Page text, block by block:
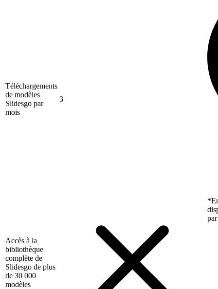
Téléchargements
de modèles
Slidesgo par
mois
3
Accès à la
bibliothèque
complète de
Slidesgo de plus
de 30 000
modèles